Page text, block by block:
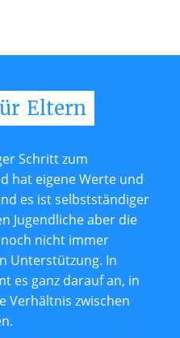
Eltern
Schritt zum
hat eigene Werte und
es ist selbstständiger
Jugendliche aber die
nicht immer
Unterstützung. In
es ganz darauf an, in
Verhältnis zwischen